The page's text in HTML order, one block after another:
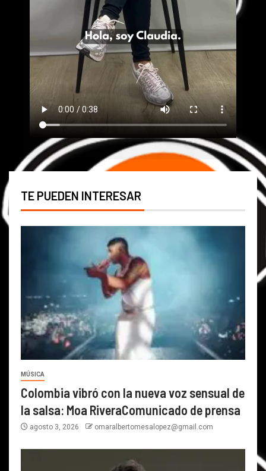
TE PUEDEN INTERESAR
MÚSICA
Colombia vibró con la nueva voz sensual de
la salsa: Moa RiveraComunicado de prensa
agosto 3, 2026 omaralbertomesalopez@gmail.com